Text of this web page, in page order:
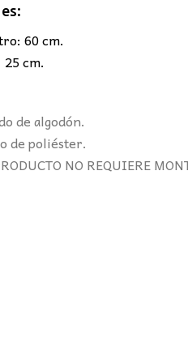
60 cm.
cm.
de algodón.
de poliéster.
NO REQUIERE